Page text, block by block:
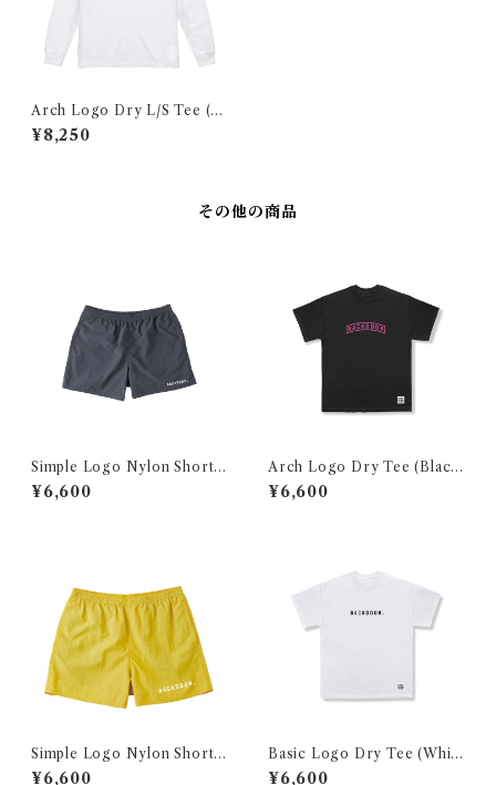
Arch Logo Dry L/S Tee (W
hite×Orange)
¥8,250
その他の商品
Simple Logo Nylon Shorts
（Black）
¥6,600
Arch Logo Dry Tee (Black
×PINK)
¥6,600
Simple Logo Nylon Shorts
（yellow）
¥6,600
Basic Logo Dry Tee (White
×Black）
¥6,600